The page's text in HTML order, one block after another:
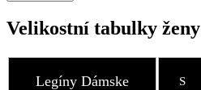
Velikostní tabulky ženy
Legíny Dámske S